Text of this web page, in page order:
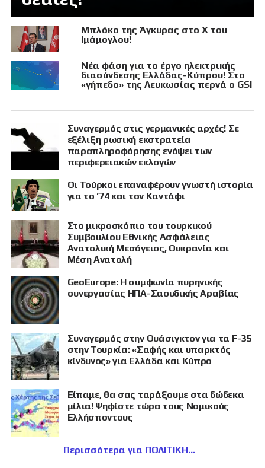
Μπλόκο της Άγκυρας στο X του
Ιμάμογλου!
Νέα φάση για το έργο ηλεκτρικής
διασύνδεσης Ελλάδας-Κύπρου! Στο
«γήπεδο» της Λευκωσίας περνά ο GSI
Συναγερμός στις γερμανικές αρχές! Σε
εξέλιξη ρωσική εκστρατεία
παραπληροφόρησης ενόψει των
περιφερειακών εκλογών
Οι Τούρκοι επαναφέρουν γνωστή ιστορία
για το ’74 και τον Καντάφι
Στο μικροσκόπιο του τουρκικού
Συμβουλίου Εθνικής Ασφάλειας
Ανατολική Μεσόγειος, Ουκρανία και
Μέση Ανατολή
GeoEurope: Η συμφωνία πυρηνικής
συνεργασίας ΗΠΑ-Σαουδικής Αραβίας
Συναγερμός στην Ουάσιγκτον για τα F-35
στην Τουρκία: «Σαφής και υπαρκτός
κίνδυνος» για Ελλάδα και Κύπρο
Είπαμε, θα σας ταράξουμε στα δώδεκα
μίλια! Ψηφίστε τώρα τους Νομικούς
Ελλήσποντους
Περισσότερα για ΠΟΛΙΤΙΚΗ